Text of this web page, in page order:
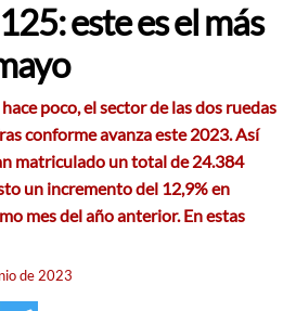
este es el más
poco, el sector de las dos ruedas
conforme avanza este 2023. Así
matriculado un total de 24.384
un incremento del 12,9% en
mes del año anterior. En estas
de 2023